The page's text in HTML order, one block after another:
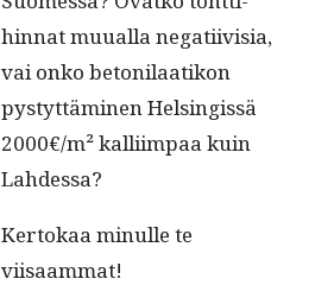
hin­nat muual­la negati­ivisia,
vai onko betoni­laatikon
pystyt­tämi­nen Helsingis­sä
2000€/m² kalli­im­paa kuin
Lahdessa?
Ker­tokaa min­ulle te
viisaammat!